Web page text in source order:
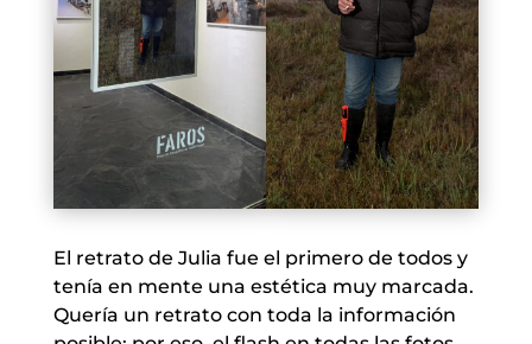
El retrato de Julia fue el primero de todos y
tenía en mente una estética muy marcada.
Quería un retrato con toda la información